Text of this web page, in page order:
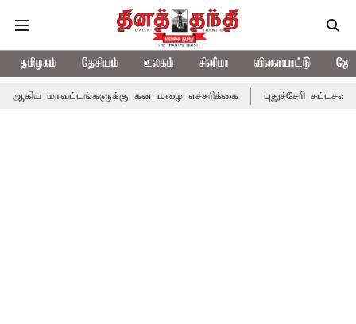
தமிழகம் தேசியம் உலகம் சினிமா விளையாட்டு
கன மழை எச்சரிக்கை புதுச்சேரி சட்டசபையில்